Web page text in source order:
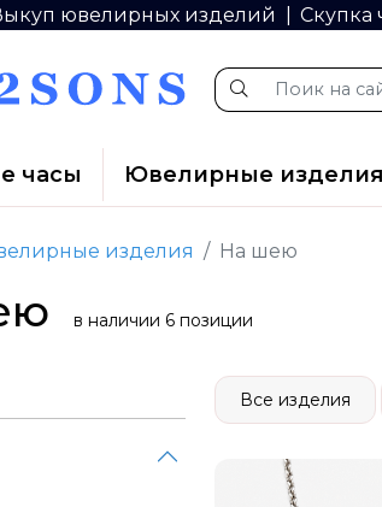
ювелирных изделий Скупка
часы Ювелирные изделия
изделия На шею
в наличии 6 позиции
Все изделия